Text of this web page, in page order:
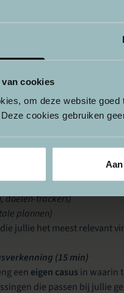
cookies
om deze website
cookies gebruiken
min)
gebruiken jouw patiënten
motivatie, digitale
op één bord.
middelen en ideeën op
beeldbellen)
doelen-trackers)
plannen)
jullie het meest relevant
(15 min)
een eigen casus in waarin
die passen bij jullie